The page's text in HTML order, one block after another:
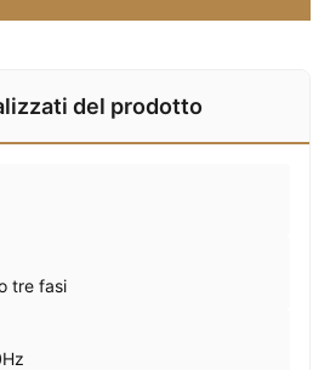
del prodotto
tre fasi